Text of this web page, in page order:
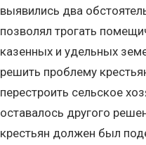
выявились два
позволял трогать
казенных и удельных
решить проблему
перестроить сельское
оставалось другого
крестьян должен был